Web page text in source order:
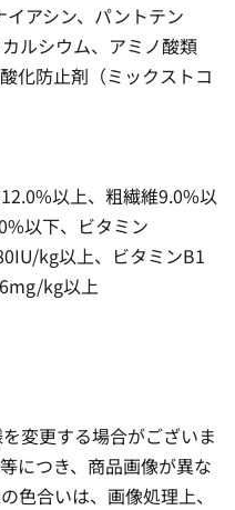
イアシン、パントテン
ルシウム、アミノ酸類
化防止剤（ミックストコ
以上、粗繊維9.0%以
以下、ビタミン
kg以上、ビタミンB1
kg以上
変更する場合がございま
につき、商品画像が異な
色合いは、画像処理上、